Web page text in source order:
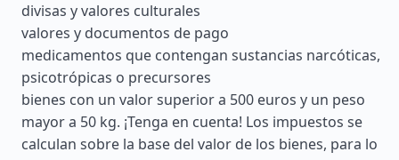
divisas y valores culturales
valores y documentos de pago
medicamentos que contengan sustancias narcóticas,
psicotrópicas o precursores
bienes con un valor superior a 500 euros y un peso
mayor a 50 kg. ¡Tenga en cuenta! Los impuestos se
calculan sobre la base del valor de los bienes, para lo